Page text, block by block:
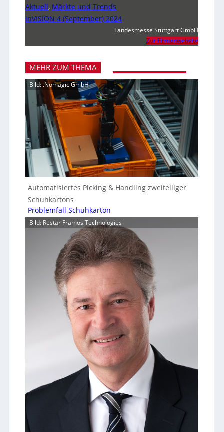
Aktuell, Märkte und Trends
inVISION 4 (September) 2024
Landesmesse Stuttgart GmbH
Zur Firmenwebsite
MEHR ZUM THEMA
Bild: .Nomagic GmbH
Automatisiertes Picking & Handling zweiteiliger
Schuhkartons
Problemfall Schuhkarton
Bild: Restar Framos Technologies